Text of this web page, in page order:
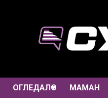
ОГЛЕДАЛО МАМАН